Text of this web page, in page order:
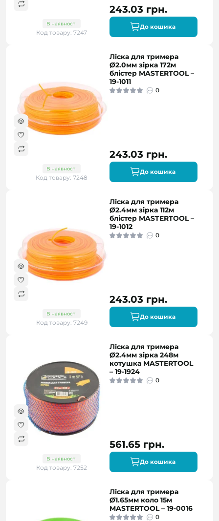
В наявності
Код товару: 7247
243.03 грн.
До кошика
В наявності
Код товару: 7248
Ліска для тримера
Ø2.0мм зірка 172м
блістер MASTERTOOL –
19-1011
0
243.03 грн.
До кошика
В наявності
Код товару: 7249
Ліска для тримера
Ø2.4мм зірка 112м
блістер MASTERTOOL –
19-1012
0
243.03 грн.
До кошика
В наявності
Код товару: 7252
Ліска для тримера
Ø2.4мм зірка 248м
котушка MASTERTOOL
– 19-1924
0
561.65 грн.
До кошика
Ліска для тримера
Ø1.65мм коло 15м
MASTERTOOL – 19-0016
0